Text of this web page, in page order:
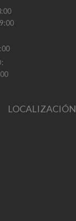
LOCALIZACIÓN